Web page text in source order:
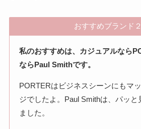
おすすめブランド
私のおすすめは、カジュアルなら
ならPaul Smithです。
PORTERはビジネスシーンにもマ
ジでしたよ。Paul Smithは、パッと
ました。